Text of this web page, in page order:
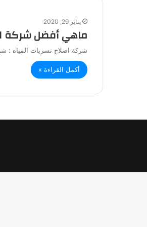
يناير 29, 2020
ماهي أفضل شركة
شركة اصلاح تسربات المياه :
أكمل القراءة »